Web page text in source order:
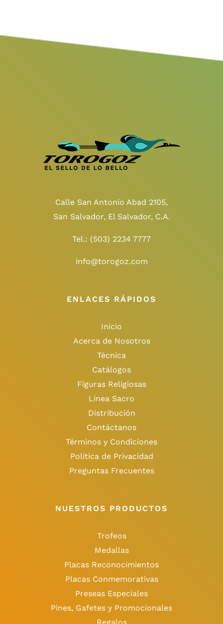
Calle San Antonio Abad 2105,
San Salvador, El Salvador, C.A.
Tel.: (503) 2234 7777
info@torogoz.com
ENLACES RÁPIDOS
Inicio
Acerca de Nosotros
Técnica
Catálogos
Figuras Religiosas
Línea Sacro
Distribución
Contáctanos
Términos y Condiciones
Política de Privacidad
Preguntas Frecuentes
NUESTROS PRODUCTOS
Trofeos
Medallas
Placas Reconocimientos
Placas Conmemorativas
Preseas Especiales
Pines, Gafetes y Promocionales